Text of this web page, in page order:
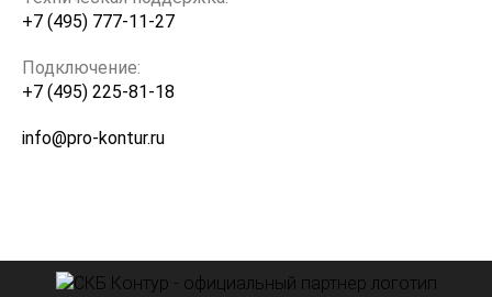
+7 (495) 777-11-27
Подключение:
+7 (495) 225-81-18
info@pro-kontur.ru